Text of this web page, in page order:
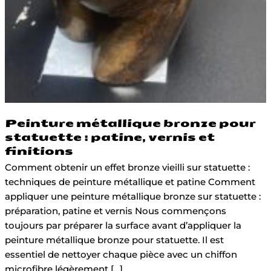
Peinture métallique bronze pour
statuette : patine, vernis et
finitions
Comment obtenir un effet bronze vieilli sur statuette :
techniques de peinture métallique et patine Comment
appliquer une peinture métallique bronze sur statuette :
préparation, patine et vernis Nous commençons
toujours par préparer la surface avant d’appliquer la
peinture métallique bronze pour statuette. Il est
essentiel de nettoyer chaque pièce avec un chiffon